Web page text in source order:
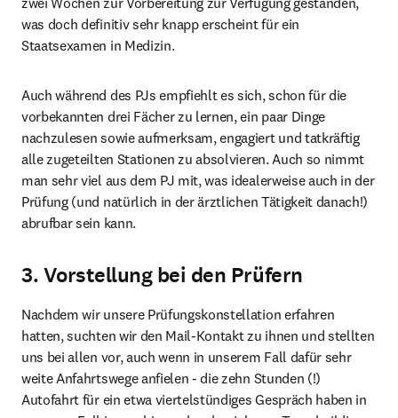
was doch definitiv sehr knapp erscheint für ein
Staatsexamen in Medizin.
Auch während des PJs empfiehlt es sich, schon für die
vorbekannten drei Fächer zu lernen, ein paar Dinge
nachzulesen sowie aufmerksam, engagiert und tatkräftig
alle zugeteilten Stationen zu absolvieren. Auch so nimmt
man sehr viel aus dem PJ mit, was idealerweise auch in der
Prüfung (und natürlich in der ärztlichen Tätigkeit danach!)
abrufbar sein kann.
3. Vorstellung bei den Prüfern
Nachdem wir unsere Prüfungskonstellation erfahren
hatten, suchten wir den Mail-Kontakt zu ihnen und stellten
uns bei allen vor, auch wenn in unserem Fall dafür sehr
weite Anfahrtswege anfielen - die zehn Stunden (!)
Autofahrt für ein etwa viertelstündiges Gespräch haben in